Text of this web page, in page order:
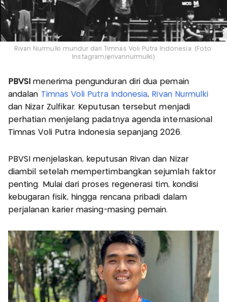
Rivan Nurmulki mundur dari Timnas Voli Putra Indonesia. (Foto:
Instagram/@rivannurmulki)
PBVSI menerima pengunduran diri dua pemain
andalan Timnas Voli Putra Indonesia, Rivan Nurmulki
dan Nizar Zulfikar. Keputusan tersebut menjadi
perhatian menjelang padatnya agenda internasional
Timnas Voli Putra Indonesia sepanjang 2026.
PBVSI menjelaskan, keputusan Rivan dan Nizar
diambil setelah mempertimbangkan sejumlah faktor
penting. Mulai dari proses regenerasi tim, kondisi
kebugaran fisik, hingga rencana pribadi dalam
perjalanan karier masing-masing pemain.